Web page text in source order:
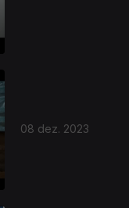
08 dez. 2023